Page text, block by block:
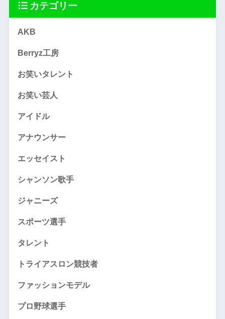
カテゴリー
AKB
Berryz工房
お笑いタレント
お笑い芸人
アイドル
アナウンサー
エッセイスト
シャンソン歌手
ジャニーズ
スポーツ選手
タレント
トライアスロン競技者
ファッションモデル
プロ野球選手